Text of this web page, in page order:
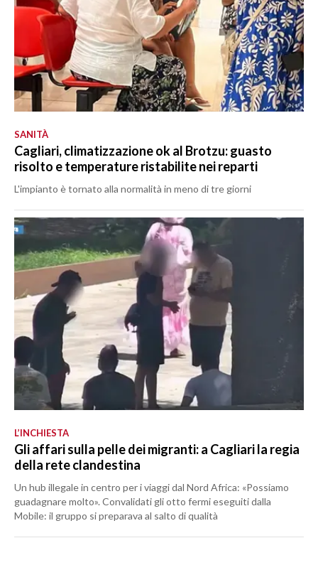
SANITÀ
Cagliari, climatizzazione ok al Brotzu: guasto
risolto e temperature ristabilite nei reparti
L'impianto è tornato alla normalità in meno di tre giorni
L’INCHIESTA
Gli affari sulla pelle dei migranti: a Cagliari la regia
della rete clandestina
Un hub illegale in centro per i viaggi dal Nord Africa: «Possiamo
guadagnare molto». Convalidati gli otto fermi eseguiti dalla
Mobile: il gruppo si preparava al salto di qualità